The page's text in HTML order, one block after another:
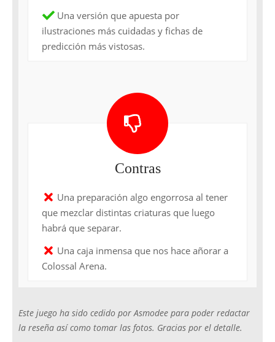
Una versión que apuesta por
ilustraciones más cuidadas y fichas de
predicción más vistosas.
Contras
Una preparación algo engorrosa al tener
que mezclar distintas criaturas que luego
habrá que separar.
Una caja inmensa que nos hace añorar a
Colossal Arena.
Este juego ha sido cedido por Asmodee para poder redactar
la reseña así como tomar las fotos. Gracias por el detalle.